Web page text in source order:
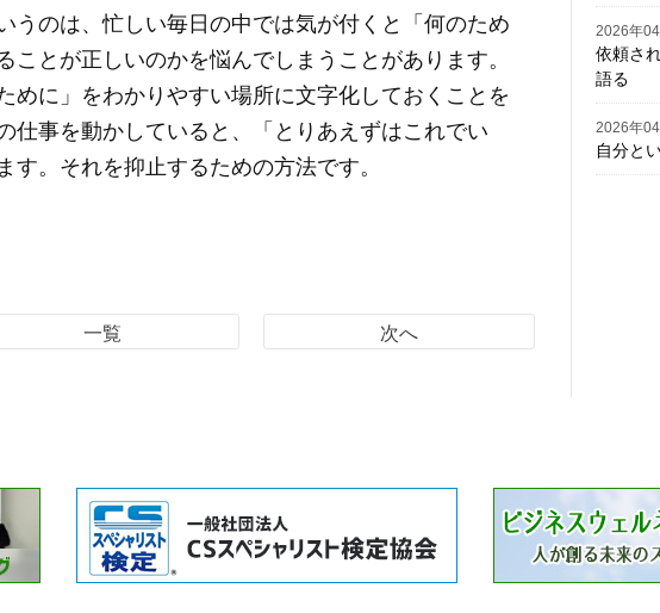
うのは、忙しい毎日の中では気が付くと「何のため
ことが正しいのかを悩んでしまうことがあります。
めに」をわかりやすい場所に文字化しておくことを
仕事を動かしていると、「とりあえずはこれでい
す。それを抑止するための方法です。
一覧 次へ
2026年
依頼さ
語る
2026年
自分と